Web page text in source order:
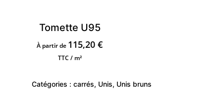
Tomette U95
À partir de 115,20€
TTC / m²
Catégories : carrés, Unis, Unis bruns